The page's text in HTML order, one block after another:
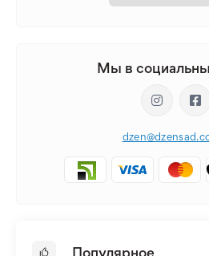
Мы в
Популярное